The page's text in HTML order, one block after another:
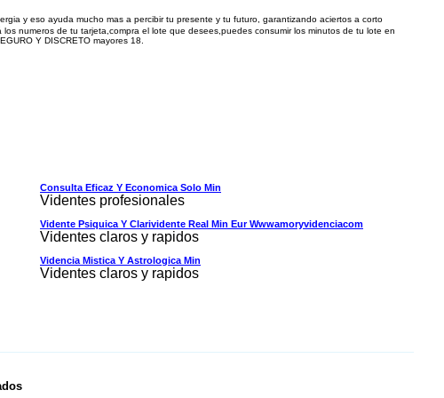
y eso ayuda mucho mas a percibir tu presente y tu futuro, garantizando aciertos a corto
los numeros de tu tarjeta,compra el lote que desees,puedes consumir los minutos de tu lote en
Y DISCRETO mayores 18.
Consulta Eficaz Y Economica Solo Min
Videntes profesionales
Vidente Psiquica Y Clarividente Real Min Eur Wwwamoryvidenciacom
Videntes claros y rapidos
Videncia Mistica Y Astrologica Min
Videntes claros y rapidos